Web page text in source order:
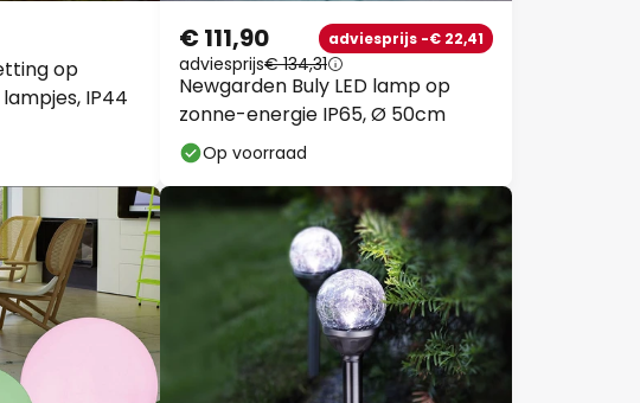
op
IP44
Newgarden Buly LED lamp op
zonne-energie IP65, Ø 50cm
€ 111,90 adviesprijs -€ 22,41
adviesprijs€ 134,31
Op voorraad